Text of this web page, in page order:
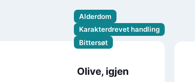
Alderdom
Karakterdrevet handling
Bittersøt
Olive, igjen